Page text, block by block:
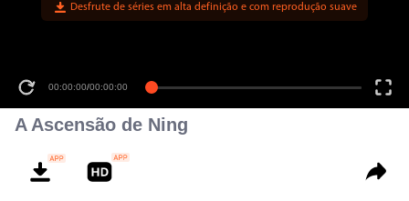
Desfrute de séries em alta definição e com reprodução suave
00:00:00/00:00:00
A Ascensão de Ning